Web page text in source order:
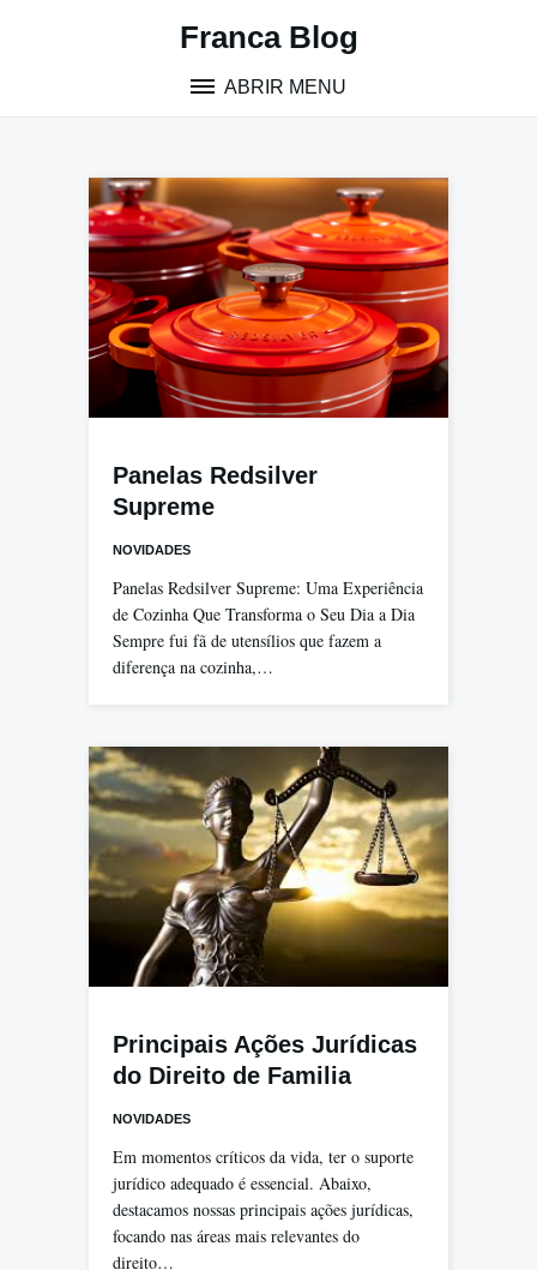
Franca Blog
ABRIR MENU
Panelas Redsilver
Supreme
NOVIDADES
Panelas Redsilver Supreme: Uma Experiência
de Cozinha Que Transforma o Seu Dia a Dia
Sempre fui fã de utensílios que fazem a
diferença na cozinha,…
Principais Ações Jurídicas
do Direito de Familia
NOVIDADES
Em momentos críticos da vida, ter o suporte
jurídico adequado é essencial. Abaixo,
destacamos nossas principais ações jurídicas,
focando nas áreas mais relevantes do
direito…